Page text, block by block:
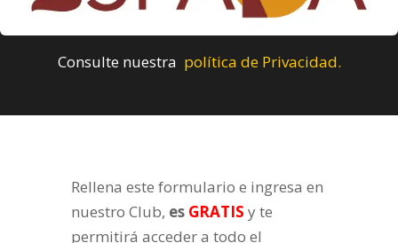
Consulte nuestra política de Privacidad.
Rellena este formulario e ingresa en
nuestro Club, es GRATIS y te
permitirá acceder a todo el